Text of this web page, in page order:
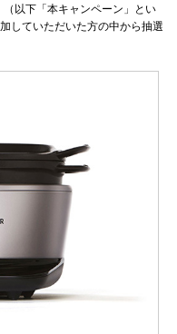
以下「本キャンペーン」とい
していただいた方の中から抽選